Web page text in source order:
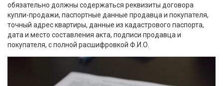
обязательно должны содержаться реквизиты договора
купли-продажи, паспортные данные продавца и покупателя,
точный адрес квартиры, данные из кадастрового паспорта,
дата и место составления акта, подписи продавца и
покупателя, с полной расшифровкой Ф.И.О.